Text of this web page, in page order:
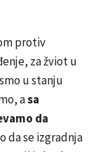
protiv
za žviot u
u stanju
asa
da
da se izgradnja